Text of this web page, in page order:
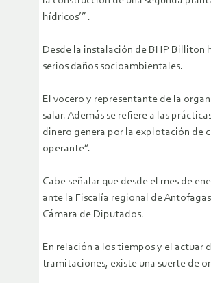
hídricos’” .
Desde la instalación de BHP Billiton
serios daños socioambientales.
El vocero y representante de la
salar. Además se refiere a las
dinero genera por la explotación de
operante”.
Cabe señalar que desde el mes de
ante la Fiscalía regional de
Cámara de Diputados.
En relación a los tiempos y el actuar
tramitaciones, existe una suerte de